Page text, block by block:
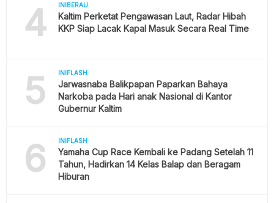
4 INIBERAU
Kaltim Perketat Pengawasan Laut, Radar Hibah
KKP Siap Lacak Kapal Masuk Secara Real Time
5 INIFLASH
Jarwasnaba Balikpapan Paparkan Bahaya
Narkoba pada Hari anak Nasional di Kantor
Gubernur Kaltim
6 INIFLASH
Yamaha Cup Race Kembali ke Padang Setelah 11
Tahun, Hadirkan 14 Kelas Balap dan Beragam
Hiburan